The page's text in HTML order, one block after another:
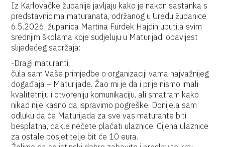
Iz Karlovačke županije javljaju kako je nakon sastanka s
predstavnicima maturanata, održanog u Uredu županice
6.5.2026, županica Martina Furdek Hajdin uputila svim
srednjim školama koje sudjeluju u Maturijadi obavijest
slijedećeg sadržaja:
-Dragi maturanti,
čula sam Vaše primjedbe o organizaciji vama najvažnijeg
događaja – Maturijade. Žao mi je da i prije nismo imali
kvalitetniju i otvoreniju komunikaciju, ali smatram kako
nikad nije kasno da ispravimo pogreške. Donijela sam
odluku da će Maturijada za sve vas maturante biti
besplatna, dakle nećete plaćati ulaznice. Cijena ulaznice
za ostale posjetitelje bit će 10 eura.